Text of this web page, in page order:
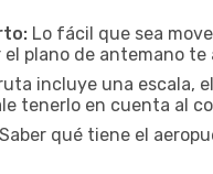
Lo fácil que sea
plano de antemano
incluye una escala,
tenerlo en cuenta al
Saber qué tiene el